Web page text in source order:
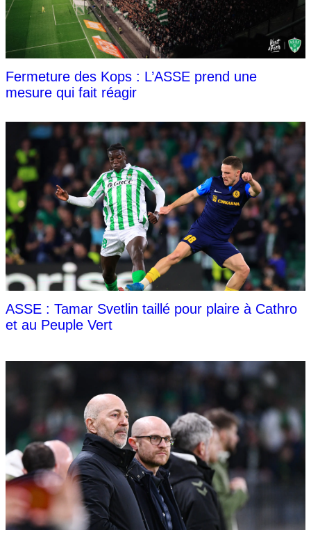
Fermeture des Kops : L’ASSE prend une
mesure qui fait réagir
ASSE : Tamar Svetlin taillé pour plaire à Cathro
et au Peuple Vert